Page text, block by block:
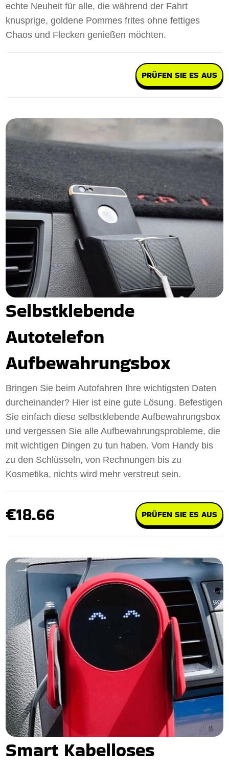
echte Neuheit für alle, die während der Fahrt
knusprige, goldene Pommes frites ohne fettiges
Chaos und Flecken genießen möchten.
PRÜFEN SIE ES AUS
Selbstklebende
Autotelefon
Aufbewahrungsbox
Bringen Sie beim Autofahren Ihre wichtigsten Daten
durcheinander? Hier ist eine gute Lösung. Befestigen
Sie einfach diese selbstklebende Aufbewahrungsbox
und vergessen Sie alle Aufbewahrungsprobleme, die
mit wichtigen Dingen zu tun haben. Vom Handy bis
zu den Schlüsseln, von Rechnungen bis zu
Kosmetika, nichts wird mehr verstreut sein.
€18.66 PRÜFEN SIE ES AUS
Smart Kabelloses